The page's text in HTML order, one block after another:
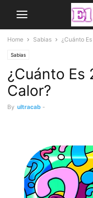
Home Sabias ¿Cuánto
Sabias
¿Cuánto Es
Calor?
By ultracab -